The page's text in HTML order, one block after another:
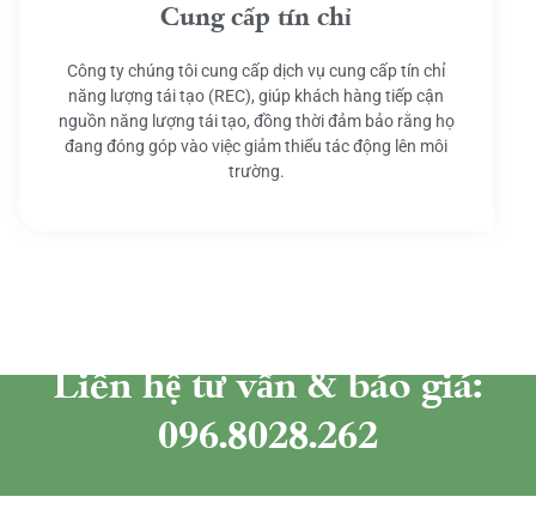
Cung cấp tín chỉ
Công ty chúng tôi cung cấp dịch vụ cung cấp tín chỉ
năng lượng tái tạo (REC), giúp khách hàng tiếp cận
nguồn năng lượng tái tạo, đồng thời đảm bảo rằng họ
đang đóng góp vào việc giảm thiểu tác động lên môi
trường.
Liên hệ tư vấn & báo giá:
096.8028.262